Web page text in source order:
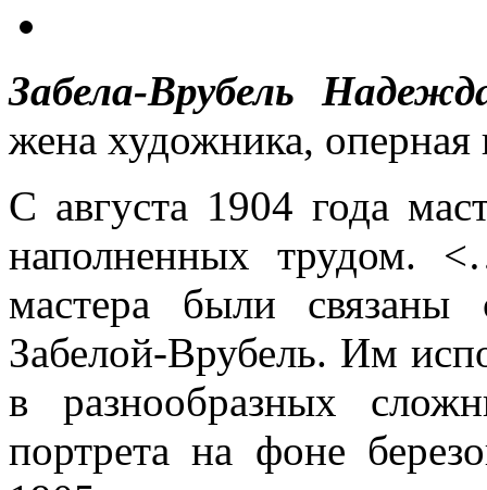
Забела-Врубель
жена художника, оперная
С августа 1904 года
наполненных трудом.
мастера были
Забелой-Врубель. Им
в разнообразных
портрета на фоне